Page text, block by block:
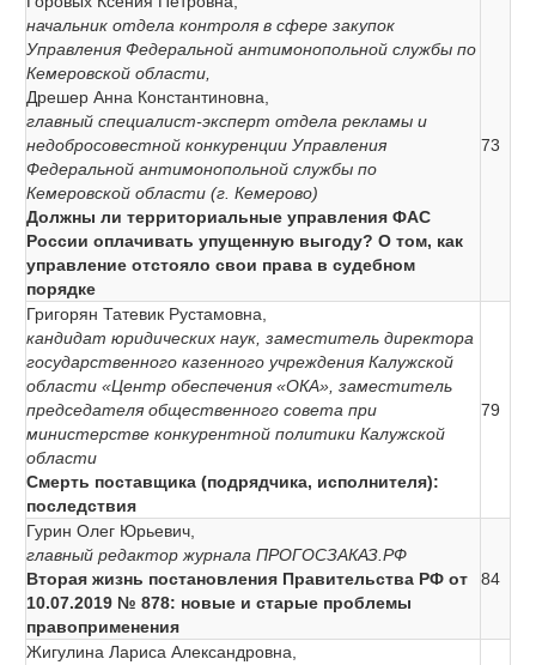
начальник отдела контроля в сфере закупок
Управления Федеральной антимонопольной службы по
Кемеровской области,
Дрешер Анна Константиновна,
главный специалист-эксперт отдела рекламы и
недобросовестной конкуренции Управления
Федеральной антимонопольной службы по
Кемеровской области (г. Кемерово)
Должны ли территориальные управления ФАС
России оплачивать упущенную выгоду? О том, как
управление отстояло свои права в судебном
порядке
73
Григорян Татевик Рустамовна,
кандидат юридических наук, заместитель директора
государственного казенного учреждения Калужской
области «Центр обеспечения «ОКА», заместитель
председателя общественного совета при
министерстве конкурентной политики Калужской
области
Смерть поставщика (подрядчика, исполнителя):
последствия
79
Гурин Олег Юрьевич,
главный редактор журнала ПРОГОСЗАКАЗ.РФ
Вторая жизнь постановления Правительства РФ от
10.07.2019 № 878: новые и старые проблемы
правоприменения
84
Жигулина Лариса Александровна,